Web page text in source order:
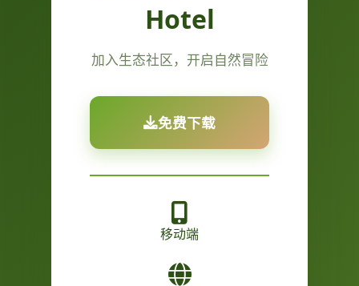
Hotel
加入生态社区，开启自然冒险
免费下载
移动端